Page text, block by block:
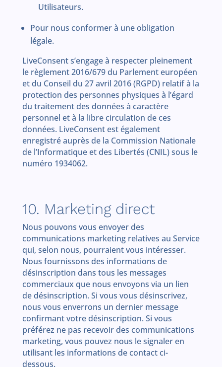
Utilisateurs.
Pour nous conformer à une obligation
légale.
LiveConsent s’engage à respecter pleinement
le règlement 2016/679 du Parlement européen
et du Conseil du 27 avril 2016 (RGPD) relatif à la
protection des personnes physiques à l’égard
du traitement des données à caractère
personnel et à la libre circulation de ces
données. LiveConsent est également
enregistré auprès de la Commission Nationale
de l’Informatique et des Libertés (CNIL) sous le
numéro 1934062.
10. Marketing direct
Nous pouvons vous envoyer des
communications marketing relatives au Service
qui, selon nous, pourraient vous intéresser.
Nous fournissons des informations de
désinscription dans tous les messages
commerciaux que nous envoyons via un lien
de désinscription. Si vous vous désinscrivez,
nous vous enverrons un dernier message
confirmant votre désinscription. Si vous
préférez ne pas recevoir des communications
marketing, vous pouvez nous le signaler en
utilisant les informations de contact ci-
dessous.